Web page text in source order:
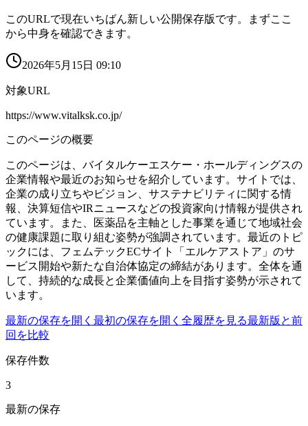
このURLで現在いちばん新しい公開保存版です。まずここ
から中身を確認できます。
2026年5月15日 09:10
対象URL
https://www.vitalksk.co.jp/
このページの概要
このページは、バイタルケーエスケー・ホールディングスの
企業情報や最近のお知らせを紹介しています。サイトでは、
企業の成り立ちやビジョン、サステナビリティに関する情
報、決算短信やIRニュースなどの投資家向け情報が提供され
ています。また、医薬品を主軸とした事業を通じて地域社会
の健康課題に取り組む姿勢が強調されています。最近のトピ
ックには、フェムテックECサイト「エルケアストア」のサ
ービス開始や新たな自治体協定の締結があります。全体を通
して、持続的な成長と企業価値向上を目指す姿勢が示されて
います。
最新の保存を開く 最初の保存を開く 全履歴を見る最新版と前
回を比較
保存件数
3
最新の保存